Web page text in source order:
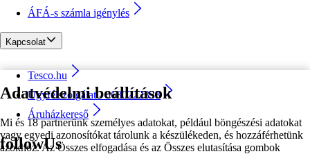
Adatvédelmi beállítások
Mi és 18 partnerünk személyes adatokat, például böngészési adatokat
vagy egyedi azonosítókat tárolunk a készülékeden, és hozzáférhetünk
azokhoz. Az Összes elfogadása és az Összes elutasítása gombok
ÁFÁ-s számla igénylés
Kapcsolat
Tesco.hu
Ügyfélszolgálat - 0680222333
Áruházkereső
followUs